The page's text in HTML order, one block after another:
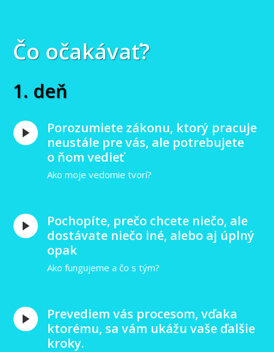
Čo očakávať?
1. deň
Porozumiete zákonu, ktorý pracuje
neustále pre vás, ale potrebujete
o ňom vedieť
Ako moje vedomie tvorí?
Pochopíte, prečo chcete niečo, ale
dostávate niečo iné, alebo aj úplný
opak
Ako fungujeme a čo s tým?
Prevediem vás procesom, vďaka
ktorému, sa vám ukážu vaše ďalšie
kroky.